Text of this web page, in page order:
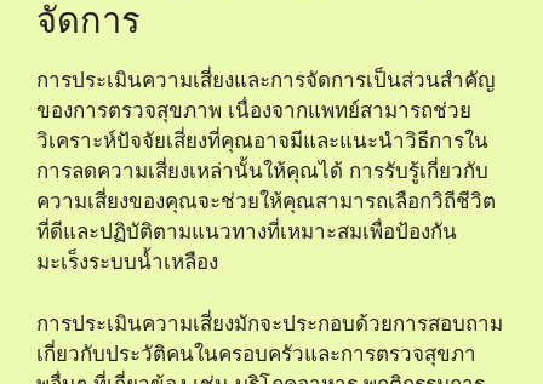
จัดการ
การประเมินความเสี่ยงและการจัดการเป็นส่วนสำคัญ
ของการตรวจสุขภาพ เนื่องจากแพทย์สามารถช่วย
วิเคราะห์ปัจจัยเสี่ยงที่คุณอาจมีและแนะนำวิธีการใน
การลดความเสี่ยงเหล่านั้นให้คุณได้ การรับรู้เกี่ยวกับ
ความเสี่ยงของคุณจะช่วยให้คุณสามารถเลือกวิถีชีวิต
ที่ดีและปฏิบัติตามแนวทางที่เหมาะสมเพื่อป้องกัน
มะเร็งระบบน้ำเหลือง
การประเมินความเสี่ยงมักจะประกอบด้วยการสอบถาม
เกี่ยวกับประวัติคนในครอบครัวและการตรวจสุขภา